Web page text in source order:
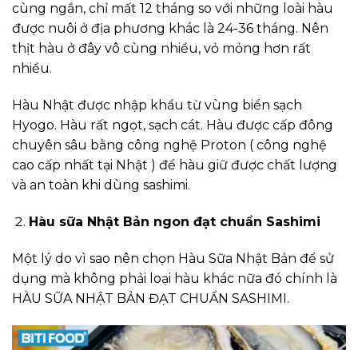
cùng ngắn, chỉ mất 12 tháng so với những loài hàu
được nuôi ở địa phương khác là 24-36 tháng. Nên
thịt hàu ở đây vô cùng nhiều, vỏ mỏng hơn rất
nhiều.
Hàu Nhật được nhập khẩu từ vùng biển sạch
Hyogo. Hàu rất ngọt, sạch cát. Hàu được cấp đông
chuyên sâu bằng công nghệ Proton ( công nghệ
cao cấp nhất tại Nhật ) để hàu giữ được chất lượng
và an toàn khi dùng sashimi.
Hàu sữa Nhật Bản ngon đạt chuẩn Sashimi
Một lý do vì sao nên chọn Hàu Sữa Nhật Bản để sử
dụng mà không phải loại hàu khác nữa đó chính là
HÀU SỮA NHẬT BẢN ĐẠT CHUẨN SASHIMI.